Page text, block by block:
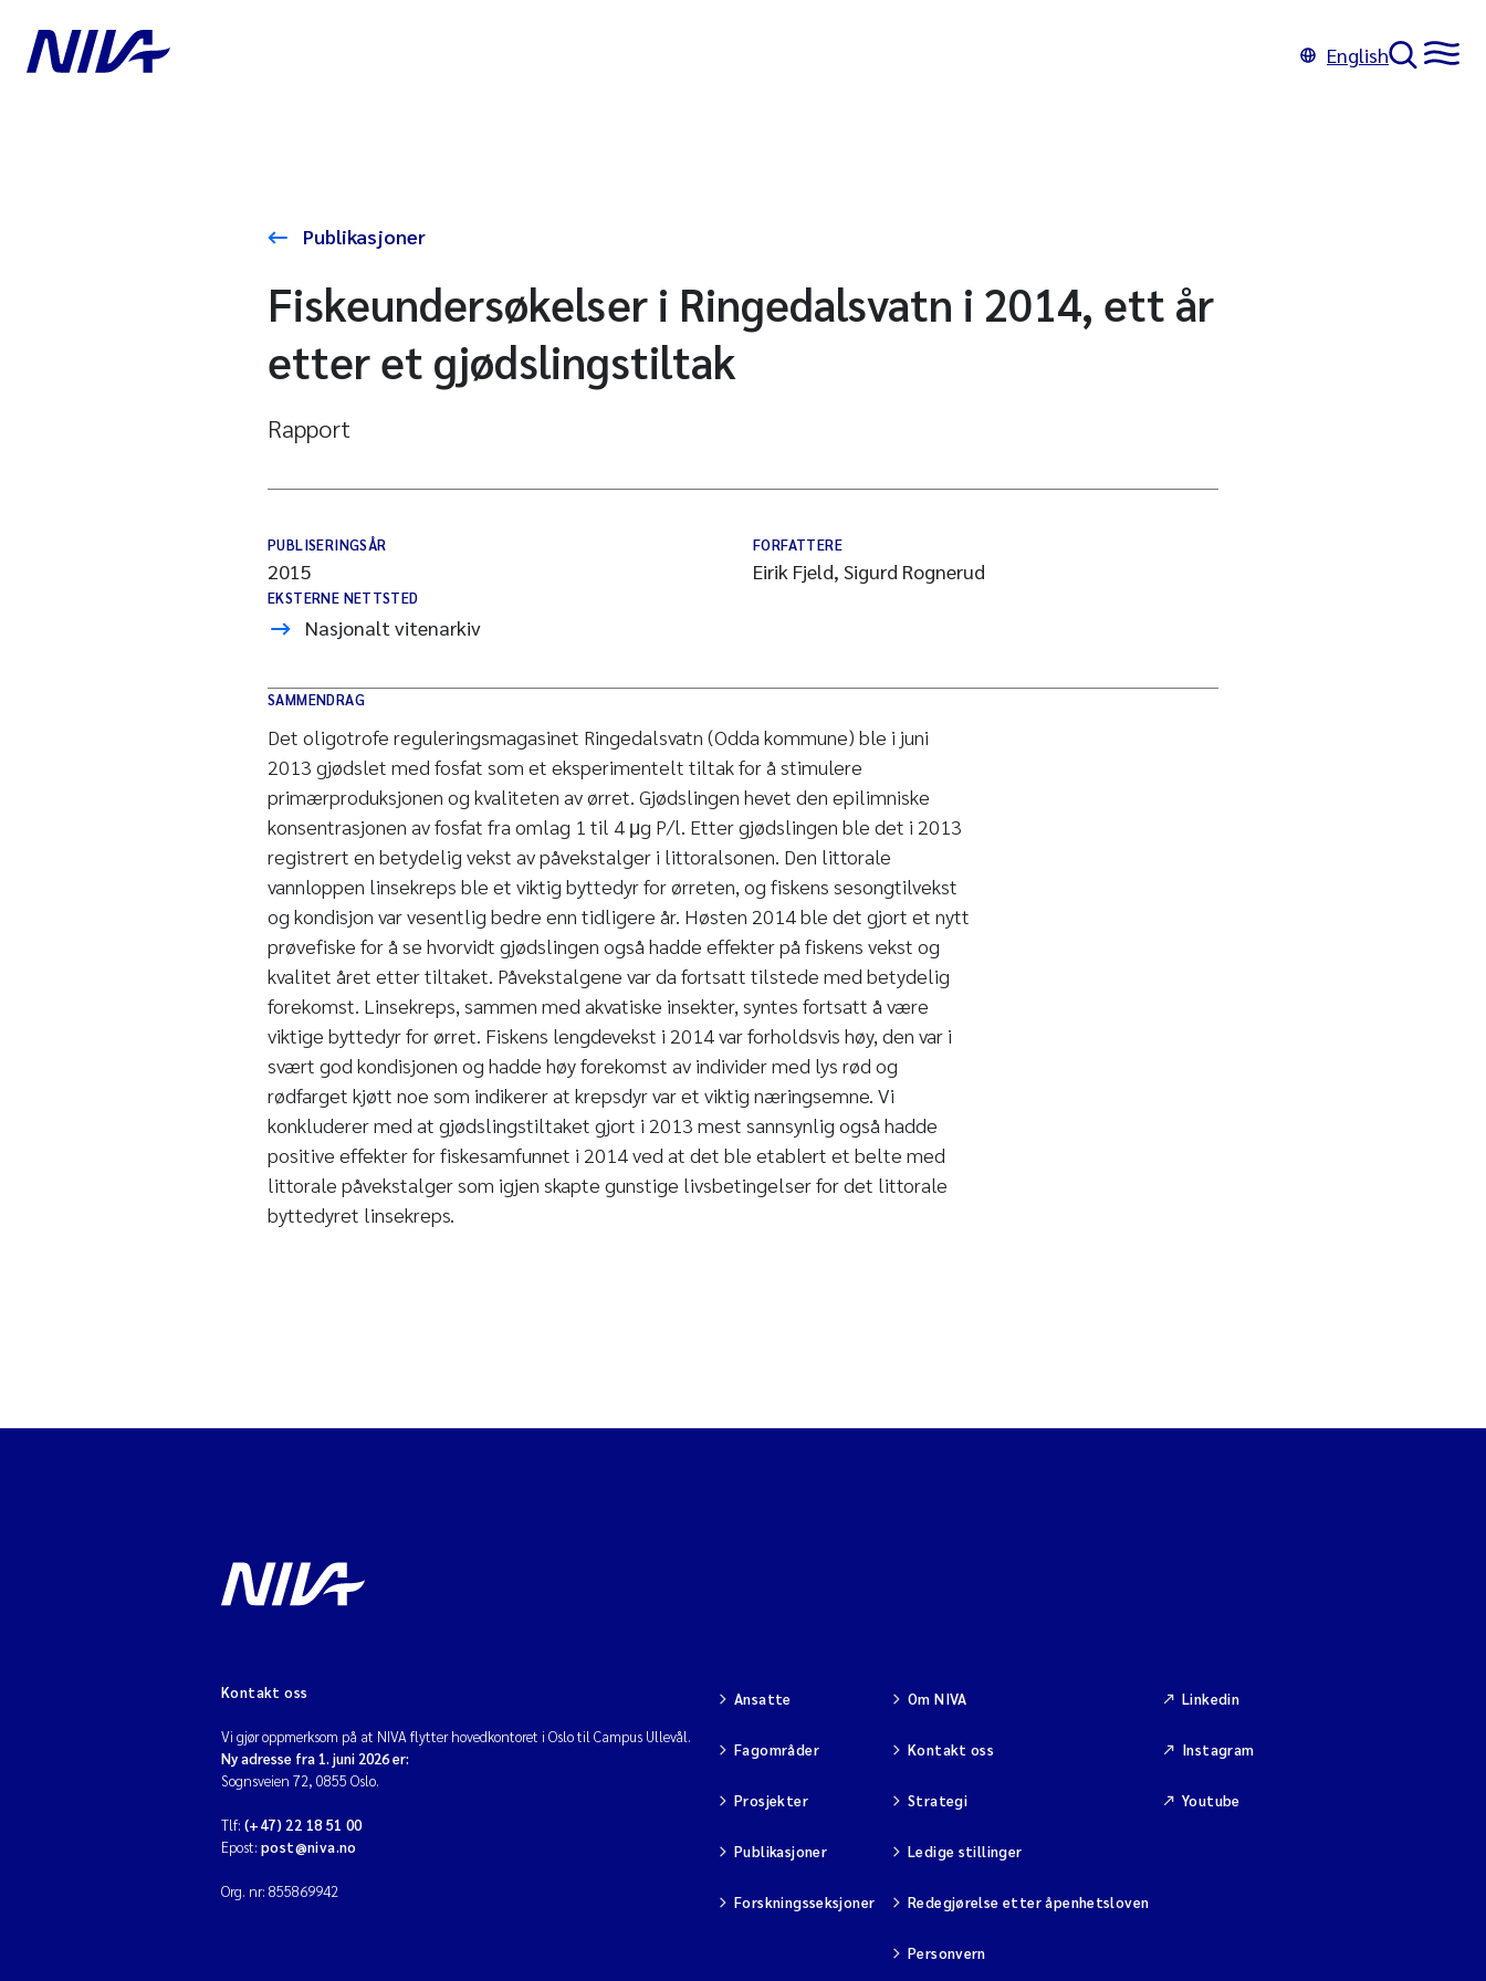
English
Publikasjoner
Fiskeundersøkelser i Ringedalsvatn i 2014, ett år
etter et gjødslingstiltak
Rapport
PUBLISERINGSÅR
2015
EKSTERNE NETTSTED
Nasjonalt vitenarkiv
FORFATTERE
Eirik Fjeld, Sigurd Rognerud
SAMMENDRAG
Det oligotrofe reguleringsmagasinet Ringedalsvatn (Odda kommune) ble i juni
2013 gjødslet med fosfat som et eksperimentelt tiltak for å stimulere
primærproduksjonen og kvaliteten av ørret. Gjødslingen hevet den epilimniske
konsentrasjonen av fosfat fra omlag 1 til 4 μg P/l. Etter gjødslingen ble det i 2013
registrert en betydelig vekst av påvekstalger i littoralsonen. Den littorale
vannloppen linsekreps ble et viktig byttedyr for ørreten, og fiskens sesongtilvekst
og kondisjon var vesentlig bedre enn tidligere år. Høsten 2014 ble det gjort et nytt
prøvefiske for å se hvorvidt gjødslingen også hadde effekter på fiskens vekst og
kvalitet året etter tiltaket. Påvekstalgene var da fortsatt tilstede med betydelig
forekomst. Linsekreps, sammen med akvatiske insekter, syntes fortsatt å være
viktige byttedyr for ørret. Fiskens lengdevekst i 2014 var forholdsvis høy, den var i
svært god kondisjonen og hadde høy forekomst av individer med lys rød og
rødfarget kjøtt noe som indikerer at krepsdyr var et viktig næringsemne. Vi
konkluderer med at gjødslingstiltaket gjort i 2013 mest sannsynlig også hadde
positive effekter for fiskesamfunnet i 2014 ved at det ble etablert et belte med
littorale påvekstalger som igjen skapte gunstige livsbetingelser for det littorale
byttedyret linsekreps.
Kontakt oss
Vi gjør oppmerksom på at NIVA flytter hovedkontoret i Oslo til Campus Ullevål.
Ny adresse fra 1. juni 2026 er:
Sognsveien 72, 0855 Oslo.
Tlf: (+47) 22 18 51 00
Epost: post@niva.no
Org. nr: 855869942
Ansatte
Fagområder
Prosjekter
Publikasjoner
Forskningsseksjoner
Om NIVA
Kontakt oss
Strategi
Ledige stillinger
Redegjørelse etter åpenhetsloven
Personvern
Linkedin
Instagram
Youtube